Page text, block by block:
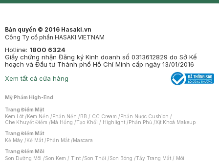
Bản quyền © 2016 Hasaki.vn
Công Ty cổ phần HASAKI VIETNAM
Hotline: 1800 6324
Giấy chứng nhận Đăng ký Kinh doanh số 0313612829 do Sở Kế
hoạch và Đầu tư Thành phố Hồ Chí Minh cấp ngày 13/01/2016
Xem tất cả cửa hàng
Mỹ Phẩm High-End
Trang Điểm Mặt
Kem Lót /Kem Nền /Phấn Nền /BB / CC Cream /Phấn Nước Cushion /
Che Khuyết Điểm /Má Hồng /Tạo Khối / Highlight /Phấn Phủ /Xịt Khoá Makeup
Trang Điểm Mắt
Kẻ Mày /Kẻ Mắt /Phấn Mắt /Mascara
Trang Điểm Môi
Son Dưỡng Môi /Son Kem / Tint /Son Thỏi /Son Bóng /Tẩy Trang Mắt / Môi